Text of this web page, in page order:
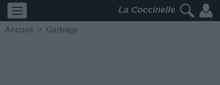
La Coccinelle
Accueil > Garbage